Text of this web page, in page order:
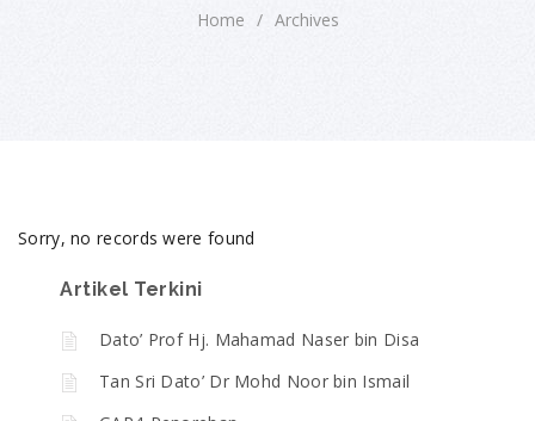
Home / Archives
Sorry, no records were found
Artikel Terkini
Dato’ Prof Hj. Mahamad Naser bin Disa
Tan Sri Dato’ Dr Mohd Noor bin Ismail